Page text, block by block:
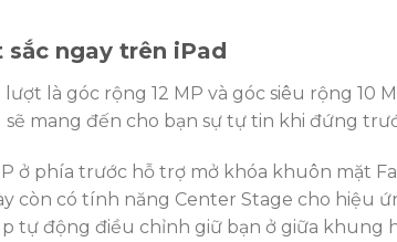
sắc ngay trên iPad
lượt là góc rộng 12 MP và góc siêu rộng 10
sẽ mang đến cho bạn sự tự tin khi đứng
ở phía trước hỗ trợ mở khóa khuôn mặt
còn có tính năng Center Stage cho hiệu
tự động điều chỉnh giữ bạn ở giữa khung